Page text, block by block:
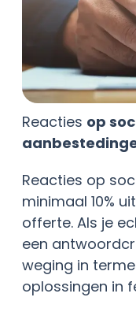
Reacties op
Reacties op
minimaal 10%
offerte. Als je
een
weging in
oplossingen in